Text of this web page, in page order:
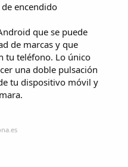
encendido
que se puede
de marcas y que
tu teléfono. Lo único
una doble pulsación
tu dispositivo móvil y